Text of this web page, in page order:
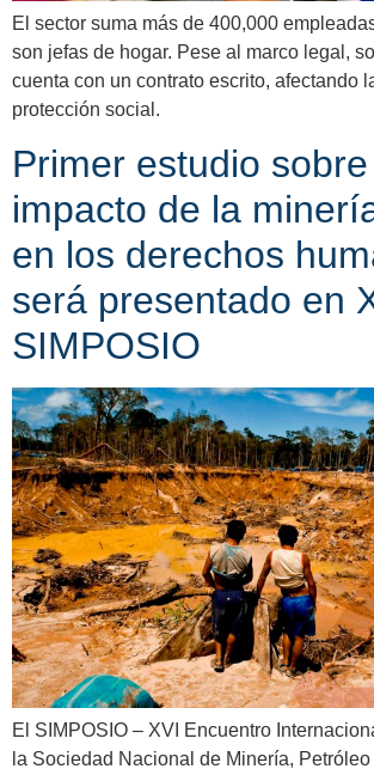
El sector suma más de 400,000
son jefas de hogar. Pese al marco legal,
cuenta con un contrato escrito, afectando
protección social.
Primer estudio
impacto de la
en los derechos
será presentado en
SIMPOSIO
El SIMPOSIO – XVI Encuentro
la Sociedad Nacional de Minería,